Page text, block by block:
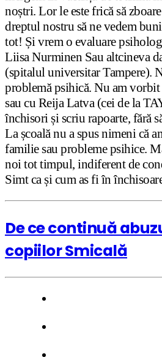
noștri. Lor le este frică să
dreptul nostru să ne vedem
tot! Și vrem o evaluare
Liisa Nurminen Sau altcineva
(spitalul universitar Tampere).
problemă psihică. Nu am
sau cu Reija Latva (cei de la
închisori și scriu rapoarte, fără
La școală nu a spus nimeni că
familie sau probleme psihice.
noi tot timpul, indiferent de
Simt ca și cum as fi în
De ce continuă
copiilor Smicală